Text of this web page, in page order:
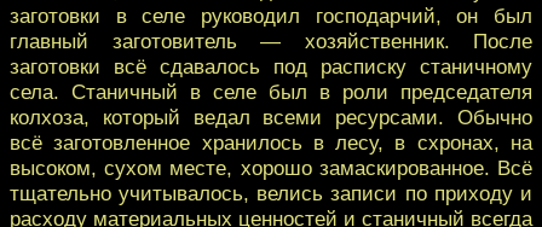
заготовки в селе руководил господарчий, он был
главный заготовитель — хозяйственник. После
заготовки всё сдавалось под расписку станичному
села. Станичный в селе был в роли председателя
колхоза, который ведал всеми ресурсами. Обычно
всё заготовленное хранилось в лесу, в схронах, на
высоком, сухом месте, хорошо замаскированное. Всё
тщательно учитывалось, велись записи по приходу и
расходу материальных ценностей и станичный всегда